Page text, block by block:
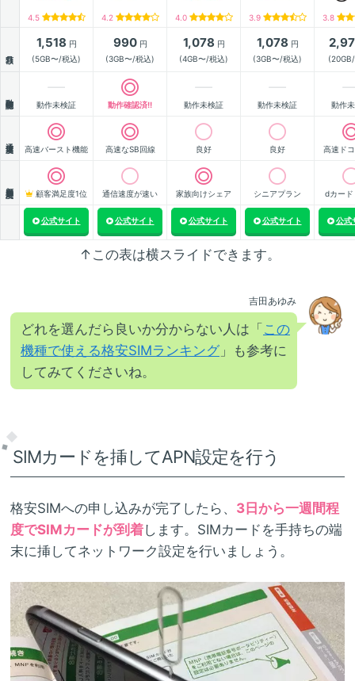
4.5 4.2 4.0 3.9 3.8
1,518 円
(5GB〜/税込)
990円
(3GB〜/税込)
1,078 円
(4GB〜/税込)
1,078 円
(3GB〜/税込)
動作未検証 動作確認済!! 動作未検証 動作未検証 動作
高速バースト機能 高速なSB回線 良好 良好 高速ド
顧客満足度1位 通信速度が速い 家族向けシェア シニアプラン dカード
公式サイト 公式サイト 公式サイト 公式サイト 公式
↑この表は横スライドできます。
吉田あゆみ
どれを選んだら良いか分からない人は「 この
機種で使える格安SIMランキング 」も参考に
してみてくださいね。
SIMカードを挿してAPN設定を行う
格安SIMへの申し込みが完了したら、 3日から一週間程
度でSIMカードが到着します。SIMカードを手持ちの端
末に挿してネットワーク設定を行いましょう。